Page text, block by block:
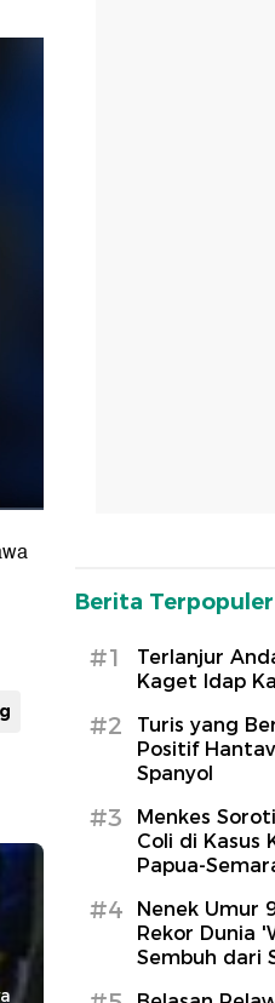
Berita Terpopuler
#1
Terlanjur
Kaget Idap
#2
Turis yang
Positif
Spanyol
#3
Menkes
Coli di Kasus
Papua-
#4
Nenek Umur
Rekor Dunia
Sembuh dari